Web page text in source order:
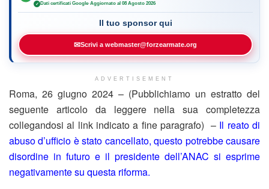
✓ Dati certificati Google·Aggiornato al 08 Agosto 2026
Il tuo sponsor qui
✉Scrivi a webmaster@forzearmate.org
ADVERTISEMENT
Roma, 26 giugno 2024 – (Pubblichiamo un estratto del
seguente articolo da leggere nella sua completezza
collegandosi al link indicato a fine paragrafo) – Il reato di
abuso d’ufficio è stato cancellato, questo potrebbe causare
disordine in futuro e il presidente dell’ANAC si esprime
negativamente su questa riforma.